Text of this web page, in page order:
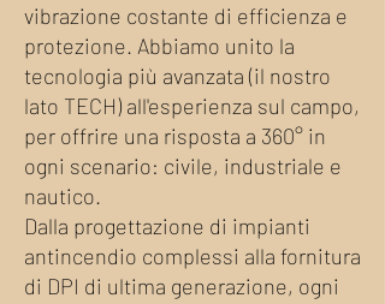
vibrazione costante di efficienza e
protezione. Abbiamo unito la
tecnologia più avanzata (il nostro
lato TECH) all'esperienza sul campo,
per offrire una risposta a 360° in
ogni scenario: civile, industriale e
nautico.
Dalla progettazione di impianti
antincendio complessi alla fornitura
di DPI di ultima generazione, ogni